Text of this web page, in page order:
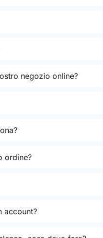
negozio online?
ordine?
account?